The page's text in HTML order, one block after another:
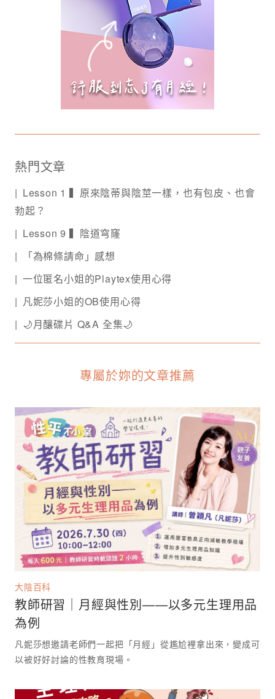
熱門文章
Lesson 1 ▍原來陰蒂與陰莖一樣，也有包皮、也會
勃起？
Lesson 9 ▍陰道穹窿
「為棉條請命」感想
一位匿名小姐的Playtex使用心得
凡妮莎小姐的OB使用心得
🌙月釀碟片 Q&A 全集🌙
專屬於妳的文章推薦
大陰百科
教師研習｜月經與性別——以多元生理用品
為例
凡妮莎想邀請老師們一起把「月經」從尷尬裡拿出來，變成可